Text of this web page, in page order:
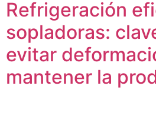
Refrigeración
sopladoras:
evitar
mantener la